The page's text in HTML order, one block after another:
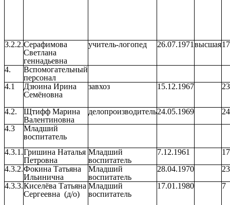
3.2.2.Серафимова
Светлана
геннадьевна
учитель-логопед 26.07.1971 высшая17
4.
Вспомогательный
персонал
4.1
Дзюина Ирина
Семёновна
завхоз 15.12.1967 23
4.2.
Щтифф Марина
Валентиновна
делопроизводитель24.05.1969
24
4.3
Младший
воспитатель
4.3.1.Гришина Наталья
Петровна
Младший
воспитатель
7.12.1961
17
4.3.2.Фокина Татьяна
Ильинична
Младший
воспитатель
28.04.1970
23
4.3.3.Киселёва Татьяна
Сергеевна (д/о)
Младший
воспитатель
17.01.1980 7